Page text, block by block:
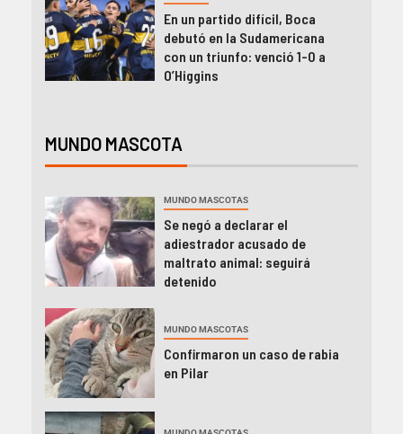
En un partido difícil, Boca
debutó en la Sudamericana
con un triunfo: venció 1-0 a
O’Higgins
MUNDO MASCOTA
MUNDO MASCOTAS
Se negó a declarar el
adiestrador acusado de
maltrato animal: seguirá
detenido
MUNDO MASCOTAS
Confirmaron un caso de rabia
en Pilar